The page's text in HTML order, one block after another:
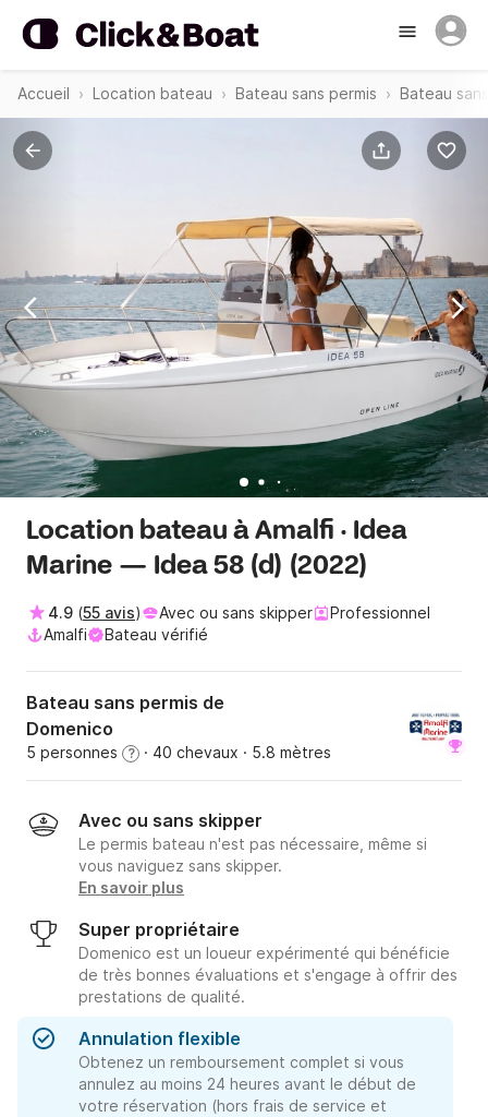
Accueil Location bateau Bateau sans permis Bateau
Location bateau à Amalfi · Idea
Marine — Idea 58 (d) (2022)
4.9 (55 avis) Avec ou sans skipper
Professionnel
Amalfi
Bateau vérifié
Bateau sans permis de
Domenico
5 personnes ? · 40 chevaux · 5.8 mètres
Avec ou sans skipper
Le permis bateau n'est pas nécessaire, même si
vous naviguez sans skipper.
En savoir plus
Super propriétaire
Domenico est un loueur expérimenté qui bénéficie
de très bonnes évaluations et s'engage à offrir des
prestations de qualité.
Annulation flexible
Obtenez un remboursement complet si vous
annulez au moins 24 heures avant le début de
votre réservation (hors frais de service et